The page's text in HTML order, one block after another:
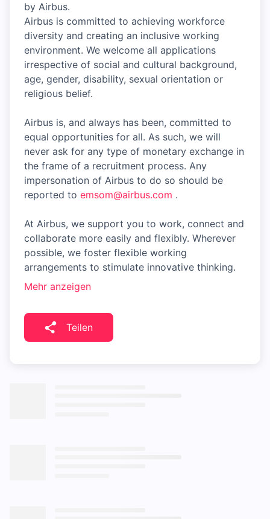
by Airbus.
Airbus is committed to achieving workforce
diversity and creating an inclusive working
environment. We welcome all applications
irrespective of social and cultural background,
age, gender, disability, sexual orientation or
religious belief.
Airbus is, and always has been, committed to
equal opportunities for all. As such, we will
never ask for any type of monetary exchange in
the frame of a recruitment process. Any
impersonation of Airbus to do so should be
reported to emsom@airbus.com .
At Airbus, we support you to work, connect and
collaborate more easily and flexibly. Wherever
possible, we foster flexible working
arrangements to stimulate innovative thinking.
Mehr anzeigen
Teilen